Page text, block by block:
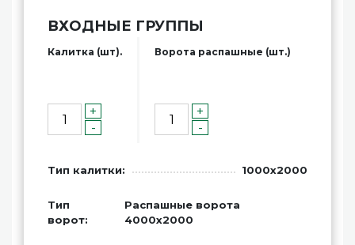
ВХОДНЫЕ ГРУППЫ
Калитка (шт).
+
-
Ворота распашные (шт.)
+
-
Тип калитки: 1000x2000
Тип
ворот:
Распашные ворота
4000x2000